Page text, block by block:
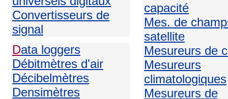
Convertisseurs de
signal
Data loggers
Débitmètres d'air
Décibelmètres
Densimètres
capacité
Mes. de
satellite
Mesureurs de
Mesureurs
climatologiques
Mesureurs de